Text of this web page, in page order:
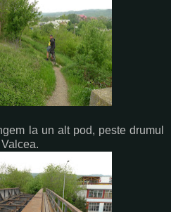
la un alt pod, peste drumul